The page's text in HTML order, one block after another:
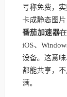
号称免费，
卡成静态图
番茄加速器
iOS、
设备。这意
都能共享，
满。